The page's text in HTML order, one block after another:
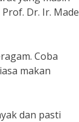
Dr. Ir. Made
Coba
makan
dan pasti